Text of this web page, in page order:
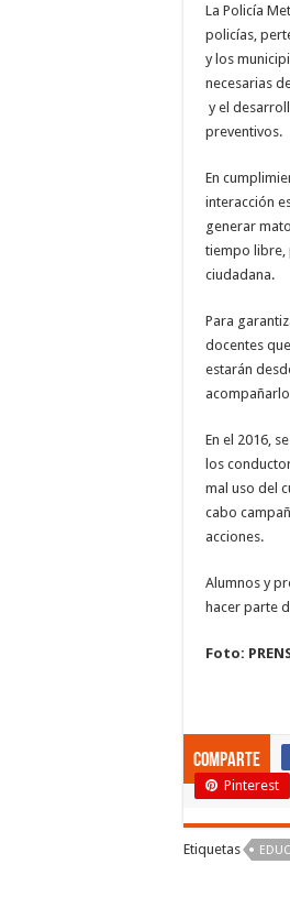
La Policía
policías,
y los
necesarias
y el
preventivos.
En
interacción
generar
tiempo libre,
ciudadana.
Para
docentes
estarán
En el 2016,
los
mal uso del
cabo
acciones.
Alumnos y
hacer parte
Foto:
Comparte
Pinterest
Etiquetas